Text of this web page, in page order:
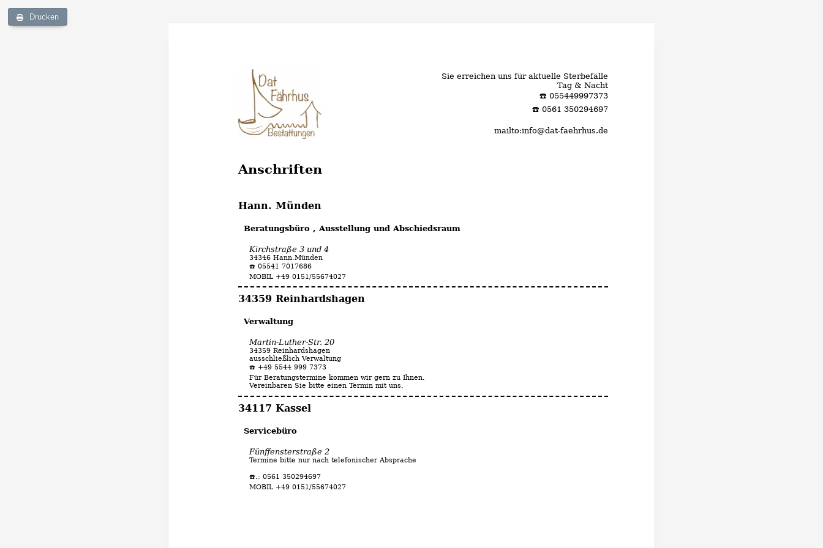
Sie erreichen uns für aktuelle Sterbefälle
Tag & Nacht
☎️ 055449997373
☎️ 0561 350294697
mailto:info@dat-faehrhus.de
Anschriften
Hann. Münden
Beratungsbüro , Ausstellung und Abschiedsraum
Kirchstraße 3 und 4
34346 Hann.Münden
☎️ 05541 7017686
MOBIL +49 0151/55674027
34359 Reinhardshagen
Verwaltung
Martin-Luther-Str. 20
34359 Reinhardshagen
ausschließlich Verwaltung
☎️ +49 5544 999 7373
Für Beratungstermine kommen wir gern zu Ihnen.
Vereinbaren Sie bitte einen Termin mit uns.
34117 Kassel
Servicebüro
Fünffensterstraße 2
Termine bitte nur nach telefonischer Absprache
☎️.: 0561 350294697
MOBIL +49 0151/55674027
Drucken